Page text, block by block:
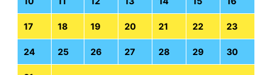
17 18 19 20 21 22 23
24 25 26 27 28 29 30